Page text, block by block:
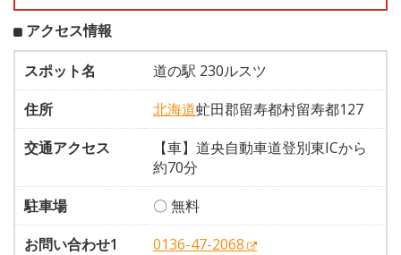
アクセス情報
スポット名
道の駅 230ルスツ
住所
北海道虻田郡留寿都村留寿都127
交通アクセス
【車】道央自動車道登別東ICから
約70分
駐車場
〇 無料
お問い合わせ1
0136-47-2068